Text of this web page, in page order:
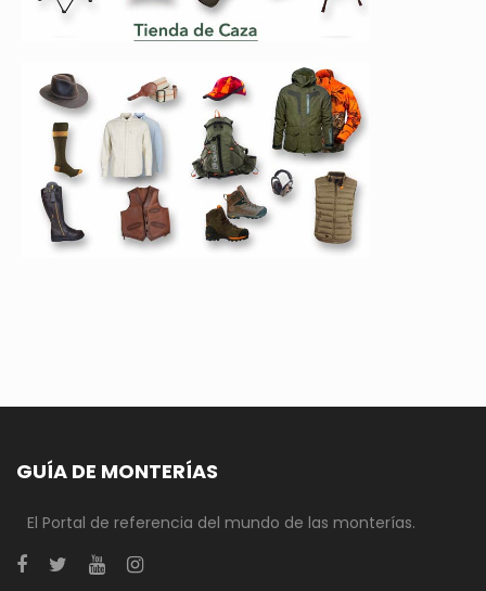
GUÍA DE MONTERÍAS
El Portal de referencia del mundo de las monterías.